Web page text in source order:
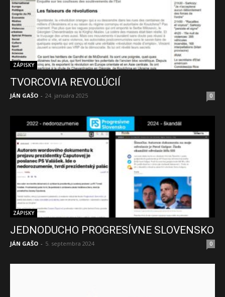
ZÁPISKY
TVORCOVIA REVOLÚCIÍ
JÁN GAŠO - 24. januára 2025 0
ZÁPISKY
JEDNODUCHO PROGRESÍVNE SLOVENSKO
JÁN GAŠO - 5. septembra 2024 0